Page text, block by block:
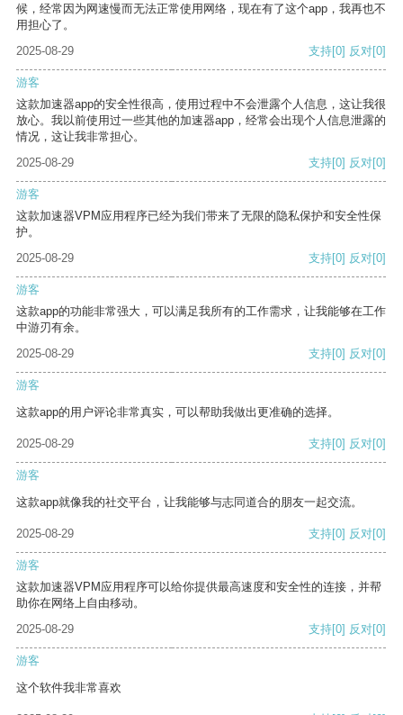
候，经常因为网速慢而无法正常使用网络，现在有了这个app，我再也不
用担心了。
2025-08-29
支持[0] 反对[0]
游客
这款加速器app的安全性很高，使用过程中不会泄露个人信息，这让我很
放心。我以前使用过一些其他的加速器app，经常会出现个人信息泄露的
情况，这让我非常担心。
2025-08-29
支持[0] 反对[0]
游客
这款加速器VPM应用程序已经为我们带来了无限的隐私保护和安全性保
护。
2025-08-29
支持[0] 反对[0]
游客
这款app的功能非常强大，可以满足我所有的工作需求，让我能够在工作
中游刃有余。
2025-08-29
支持[0] 反对[0]
游客
这款app的用户评论非常真实，可以帮助我做出更准确的选择。
2025-08-29 支持[0] 反对[0]
游客
这款app就像我的社交平台，让我能够与志同道合的朋友一起交流。
2025-08-29 支持[0] 反对[0]
游客
这款加速器VPM应用程序可以给你提供最高速度和安全性的连接，并帮
助你在网络上自由移动。
2025-08-29
支持[0] 反对[0]
游客
这个软件我非常喜欢